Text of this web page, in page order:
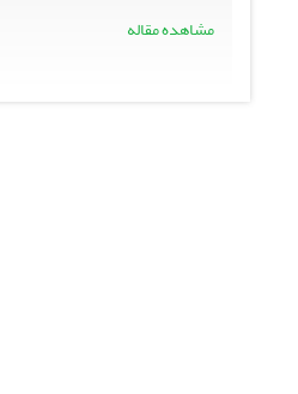
مشاهده مقاله